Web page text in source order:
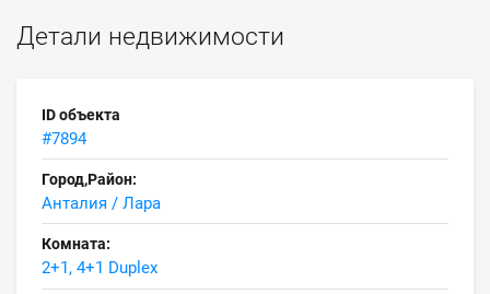
Детали недвижимости
ID объекта
#7894
Город,Район:
Анталия / Лара
Комната:
2+1, 4+1 Duplex